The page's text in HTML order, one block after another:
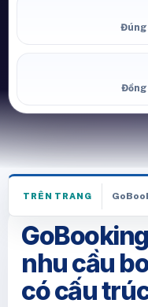
Đúng
TRÊN TRANG
nhu cầu
có cấu